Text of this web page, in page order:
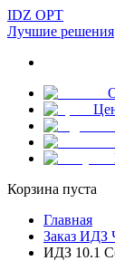
IDZ OPT
Лучшие решения
Корзина пуста
Главная
Заказ ИДЗ
ИДЗ 10.1